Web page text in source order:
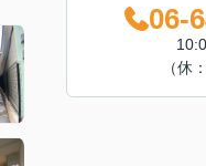
06-
（休